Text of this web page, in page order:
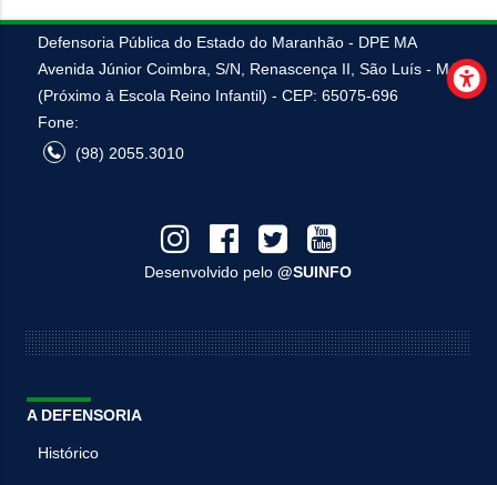
Defensoria Pública do Estado do Maranhão - DPE MA
Avenida Júnior Coimbra, S/N, Renascença II, São Luís - MA
(Próximo à Escola Reino Infantil) - CEP: 65075-696
Fone:
(98) 2055.3010
Desenvolvido pelo@SUINFO
A DEFENSORIA
Histórico